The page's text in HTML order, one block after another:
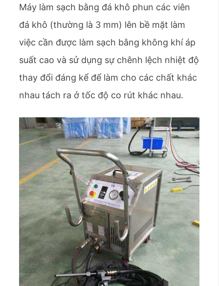
Máy làm sạch bằng đá khô phun các viên
đá khô (thường là 3 mm) lên bề mặt làm
việc cần được làm sạch bằng không khí áp
suất cao và sử dụng sự chênh lệch nhiệt độ
thay đổi đáng kể để làm cho các chất khác
nhau tách ra ở tốc độ co rút khác nhau.